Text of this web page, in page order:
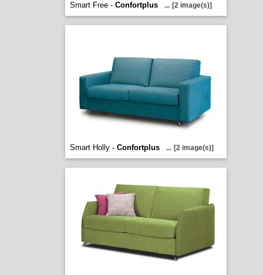
Smart Free - Confortplus ... [2 image(s)]
Smart Holly - Confortplus ... [2 image(s)]